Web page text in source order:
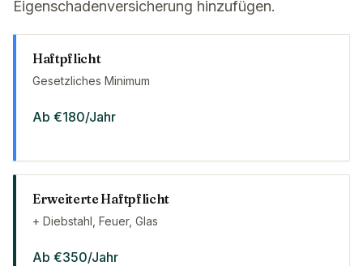
Eigenschadenversicherung hinzufügen.
Haftpflicht
Gesetzliches Minimum
Ab €180/Jahr
Erweiterte Haftpflicht
+ Diebstahl, Feuer, Glas
Ab €350/Jahr